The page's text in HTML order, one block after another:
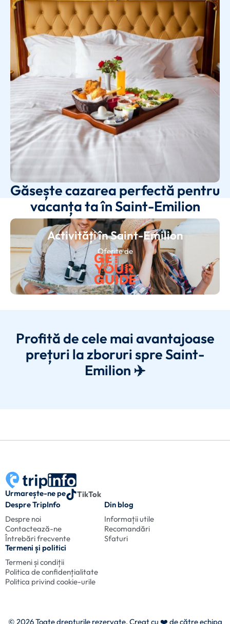
Găsește cazarea perfectă pentru
vacanța ta în Saint-Emilion
Activități în Saint-Emilion
Oferite de
Profită de cele mai avantajoase
prețuri la zboruri spre Saint-
Emilion ✈️
Urmarește-ne pe
TikTok
Despre TripInfo
Despre noi
Contactează-ne
Întrebări frecvente
Din blog
Informații utile
Recomandări
Sfaturi
Termeni și politici
Termeni și condiții
Politica de confidențialitate
Politica privind cookie-urile
© 2026 Toate drepturile rezervate. Creat cu ❤️ de către echipa